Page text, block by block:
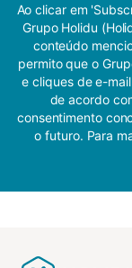
Ao clicar em
Grupo Holidu
conteúdo
permito que o
e cliques de e-
de acordo
consentimento
o futuro. Para